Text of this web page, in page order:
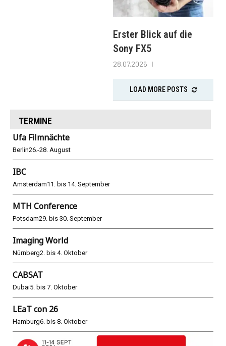
Erster Blick auf die
Sony FX5
28.07.2026
LOAD MORE POSTS
TERMINE
Ufa Filmnächte
Berlin26.-28. August
IBC
Amsterdam11. bis 14. September
MTH Conference
Potsdam29. bis 30. September
Imaging World
Nürnberg2. bis 4. Oktober
CABSAT
Dubai5. bis 7. Oktober
LEaT con 26
Hamburg6. bis 8. Oktober